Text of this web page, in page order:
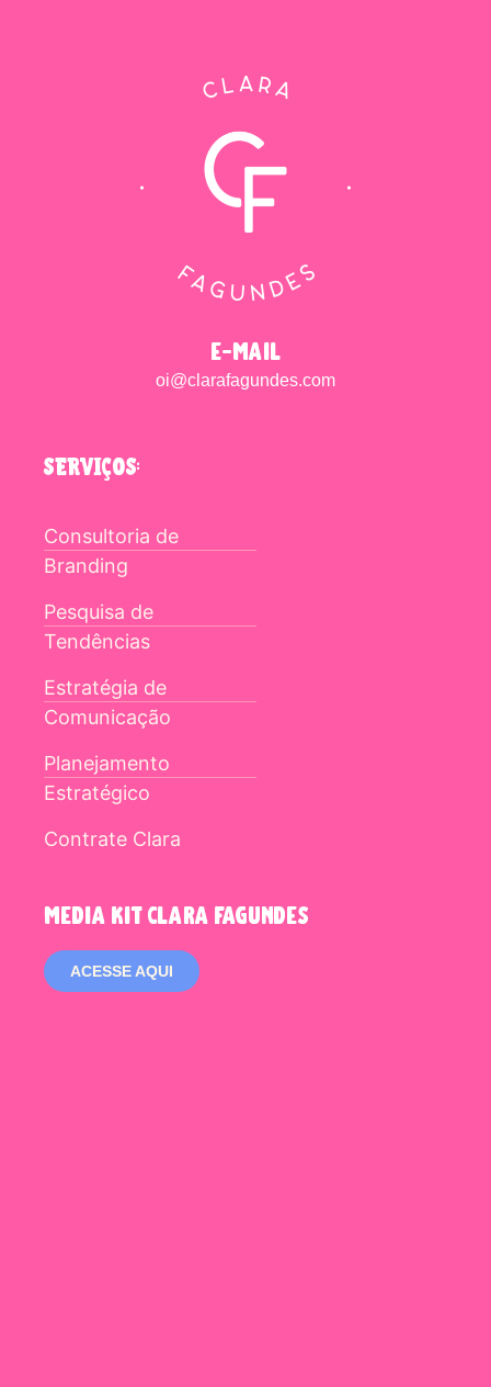
e-mail
oi@clarafagundes.com
SERVIÇOS:
Consultoria de
Branding
Pesquisa de
Tendências
Estratégia de
Comunicação
Planejamento
Estratégico
Contrate Clara
media kit clara fagundes
ACESSE AQUI